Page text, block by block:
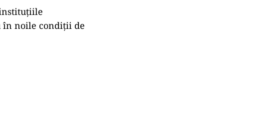
altă parte, înclin să
de site-uri și reviste
demonstrăm dacă